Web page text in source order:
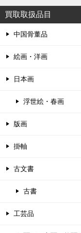
買取取扱品目
中国骨董品
絵画・洋画
日本画
浮世絵・春画
版画
掛軸
古文書
古書
工芸品